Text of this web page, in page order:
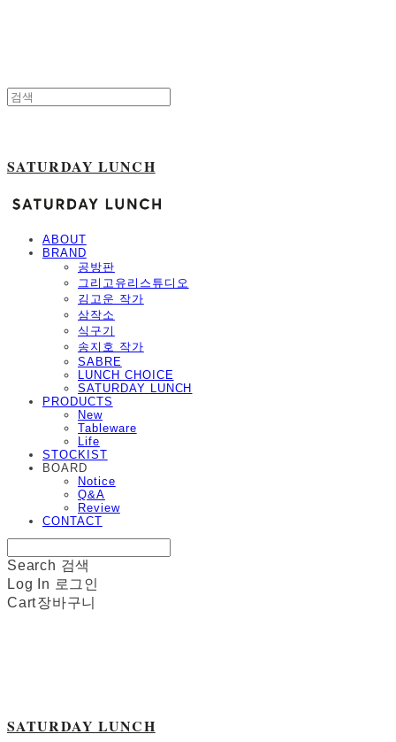
SATURDAY LUNCH
ABOUT
BRAND
공방판
그리고유리스튜디오
김고운 작가
삼작소
식구기
송지호 작가
SABRE
LUNCH CHOICE
SATURDAY LUNCH
PRODUCTS
New
Tableware
Life
STOCKIST
BOARD
Notice
Q&A
Review
CONTACT
Search 검색
Log In 로그인
Cart장바구니
SATURDAY LUNCH